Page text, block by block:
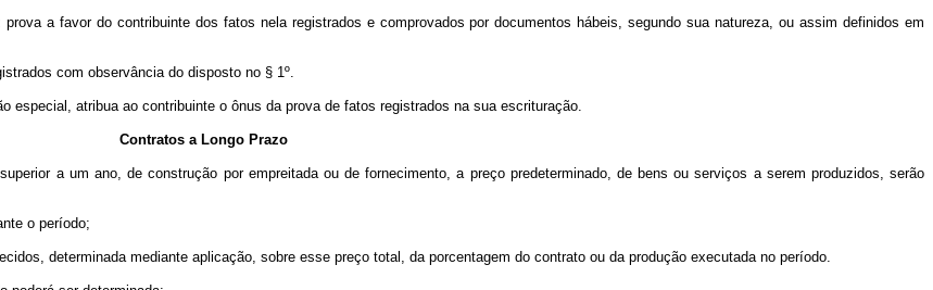
a favor do contribuinte dos fatos nela registrados e comprovados por documentos hábeis, segundo sua natureza, ou assim definidos em
com observância do disposto no § 1º.
atribua ao contribuinte o ônus da prova de fatos registrados na sua escrituração.
Contratos a Longo Prazo
a um ano, de construção por empreitada ou de fornecimento, a preço predeterminado, de bens ou serviços a serem produzidos, serão
o período;
determinada mediante aplicação, sobre esse preço total, da porcentagem do contrato ou da produção executada no período.